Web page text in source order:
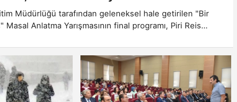
Müdürlüğü tarafından geleneksel hale getirilen "Bir
Masal Anlatma Yarışmasının final programı, Piri Reis